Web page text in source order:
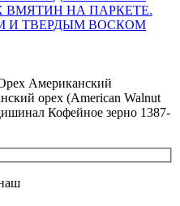
ВМЯТИН НА ПАРКЕТЕ.
И ТВЕРДЫМ ВОСКОМ
Американский
орех (American Walnut
Кофейное зерно 1387-